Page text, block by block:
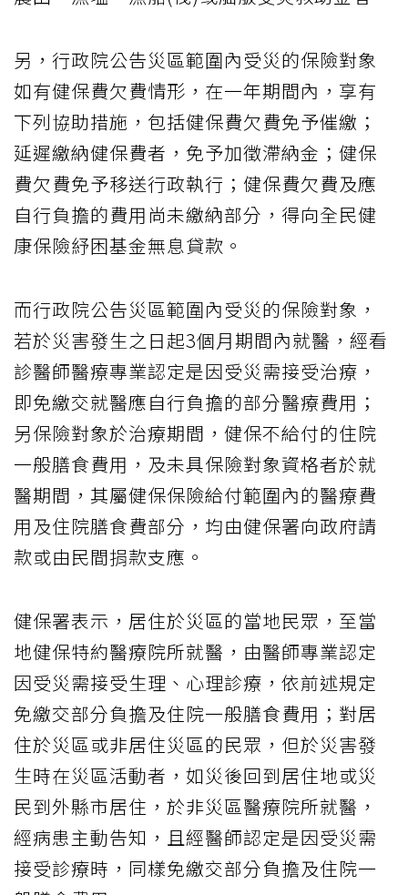
另，行政院公告災區範圍內受災的保險對象
如有健保費欠費情形，在一年期間內，享有
下列協助措施，包括健保費欠費免予催繳；
延遲繳納健保費者，免予加徵滯納金；健保
費欠費免予移送行政執行；健保費欠費及應
自行負擔的費用尚未繳納部分，得向全民健
康保險紓困基金無息貸款。
而行政院公告災區範圍內受災的保險對象，
若於災害發生之日起3個月期間內就醫，經看
診醫師醫療專業認定是因受災需接受治療，
即免繳交就醫應自行負擔的部分醫療費用；
另保險對象於治療期間，健保不給付的住院
一般膳食費用，及未具保險對象資格者於就
醫期間，其屬健保保險給付範圍內的醫療費
用及住院膳食費部分，均由健保署向政府請
款或由民間捐款支應。
健保署表示，居住於災區的當地民眾，至當
地健保特約醫療院所就醫，由醫師專業認定
因受災需接受生理、心理診療，依前述規定
免繳交部分負擔及住院一般膳食費用；對居
住於災區或非居住災區的民眾，但於災害發
生時在災區活動者，如災後回到居住地或災
民到外縣市居住，於非災區醫療院所就醫，
經病患主動告知，且經醫師認定是因受災需
接受診療時，同樣免繳交部分負擔及住院一